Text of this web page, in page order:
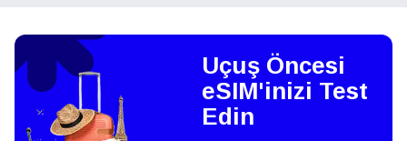
Uçuş Öncesi
eSIM'inizi Test
Edin